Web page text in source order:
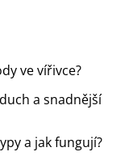
ve vířivce?
a snadnější
a jak fungují?